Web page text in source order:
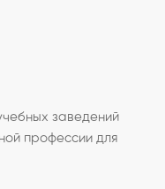
заведений
профессии для